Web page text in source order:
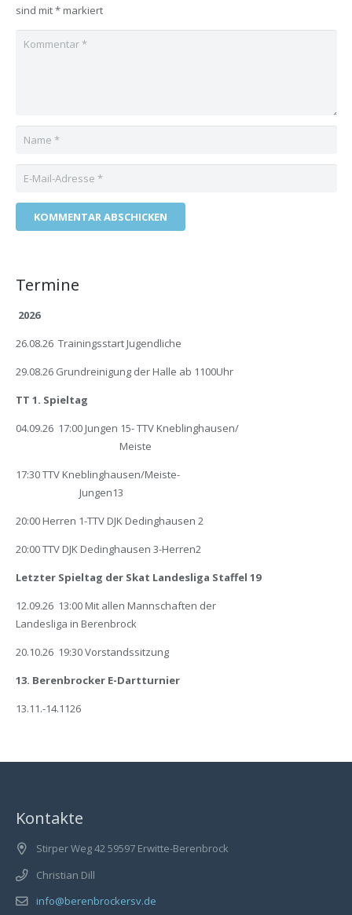
sind mit*markiert
KOMMENTAR ABSCHICKEN
Termine
2026
26.08.26 Trainingsstart Jugendliche
29.08.26 Grundreinigung der Halle ab 1100Uhr
TT 1. Spieltag
04.09.26 17:00 Jungen 15- TTV Kneblinghausen/
Meiste
17:30 TTV Kneblinghausen/Meiste-
Jungen13
20:00 Herren 1-TTV DJK Dedinghausen 2
20:00 TTV DJK Dedinghausen 3-Herren2
Letzter Spieltag der Skat Landesliga Staffel 19
12.09.26 13:00 Mit allen Mannschaften der
Landesliga in Berenbrock
20.10.26 19:30 Vorstandssitzung
13. Berenbrocker E-Dartturnier
13.11.-14.1126
Kontakte
Stirper Weg 42 59597 Erwitte-Berenbrock
Christian Dill
info@berenbrockersv.de